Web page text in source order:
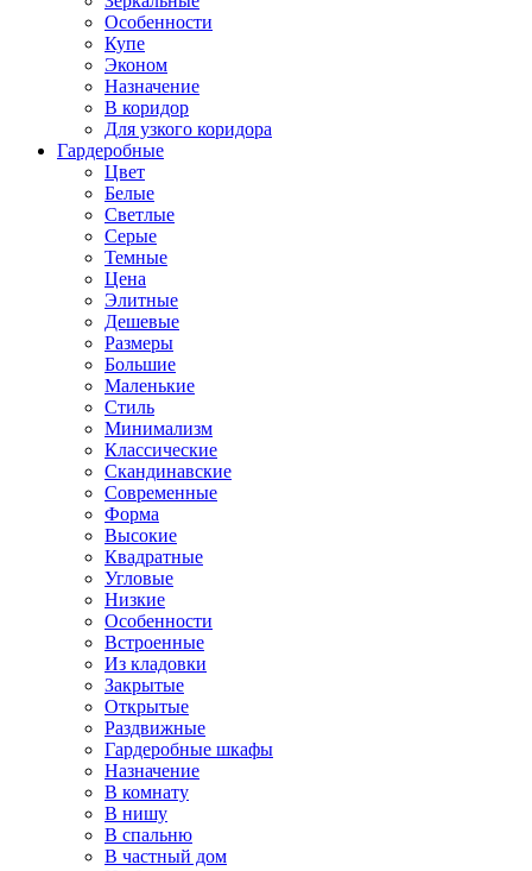
Особенности
Купе
Эконом
Назначение
В коридор
Для узкого коридора
Гардеробные
Цвет
Белые
Светлые
Серые
Темные
Цена
Элитные
Дешевые
Размеры
Большие
Маленькие
Стиль
Минимализм
Классические
Скандинавские
Современные
Форма
Высокие
Квадратные
Угловые
Низкие
Особенности
Встроенные
Из кладовки
Закрытые
Открытые
Раздвижные
Гардеробные шкафы
Назначение
В комнату
В нишу
В спальню
В частный дом